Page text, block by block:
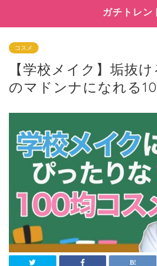
ガチトレン
コスメ
【学校メイク】垢抜け
のマドンナになれる